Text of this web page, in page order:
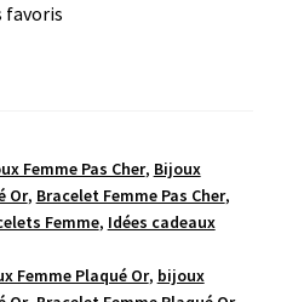
favoris
Femme Pas Cher, Bijoux
Or, Bracelet Femme Pas Cher,
Femme, Idées cadeaux
Femme Plaqué Or, bijoux